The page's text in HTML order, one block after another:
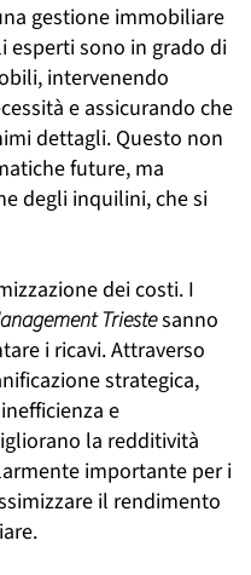
gestione immobiliare
esperti sono in grado di
intervenendo
e assicurando che
dettagli. Questo non
future, ma
degli inquilini, che si
dei costi. I
Triestesanno
i ricavi. Attraverso
strategica,
e
la redditività
importante per i
il rendimento